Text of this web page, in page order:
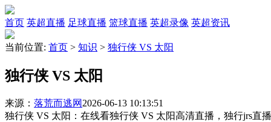
首页 英超直播 足球直播 篮球直播 英超录像 英超资讯
当前位置: 首页 > 知识 > 独行侠 VS 太阳
独行侠 VS 太阳
来源： 落荒而逃网 2026-06-13 10:13:51
独行侠 VS 太阳：在线看独行侠 VS 太阳高清直播，独行jrs直